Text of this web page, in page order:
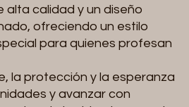
calidad y un diseño
ofreciendo un estilo
para quienes profesan
la protección y la esperanza
y avanzar con